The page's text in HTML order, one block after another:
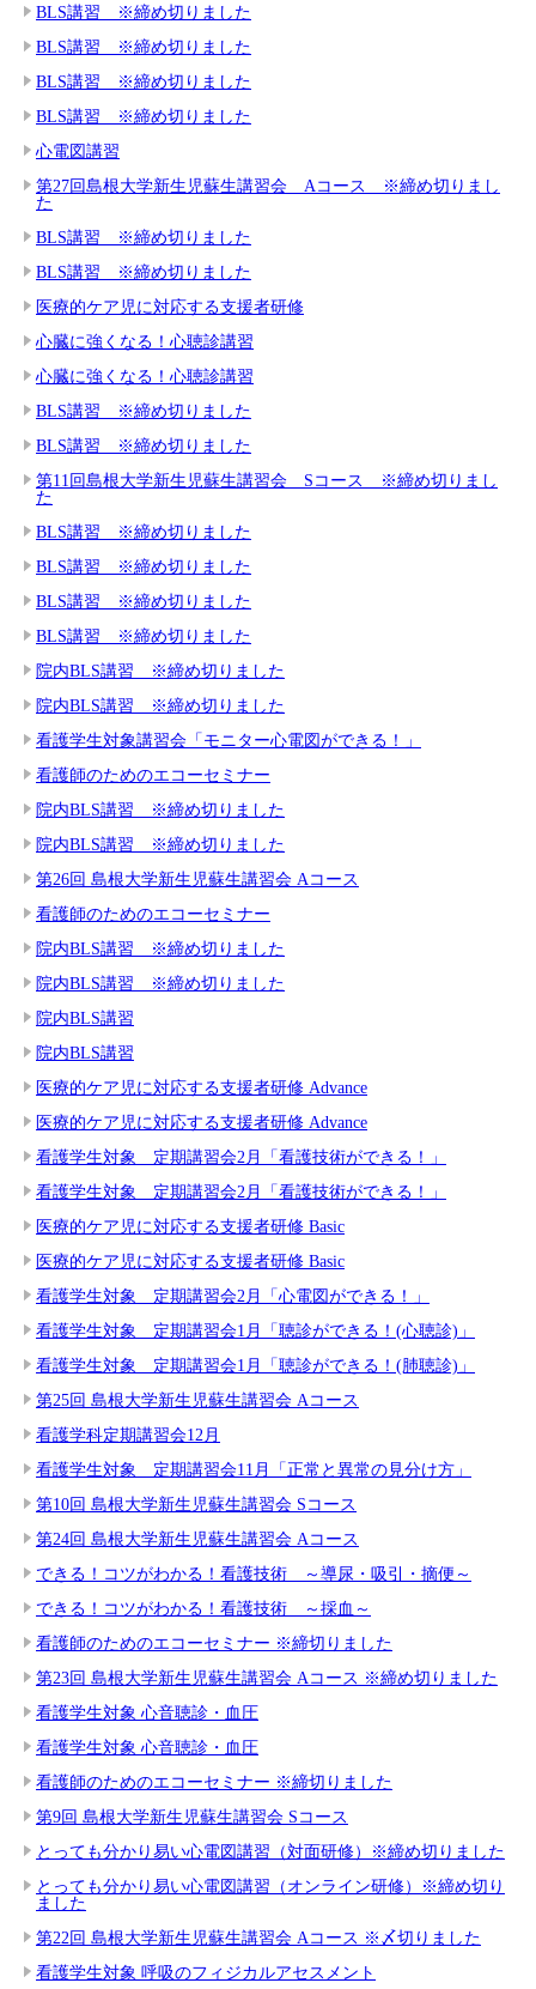
BLS講習 ※締め切りました
BLS講習 ※締め切りました
BLS講習 ※締め切りました
BLS講習 ※締め切りました
心電図講習
第27回島根大学新生児蘇生講習会 Aコース ※締め切りまし
た
BLS講習 ※締め切りました
BLS講習 ※締め切りました
医療的ケア児に対応する支援者研修
心臓に強くなる！心聴診講習
心臓に強くなる！心聴診講習
BLS講習 ※締め切りました
BLS講習 ※締め切りました
第11回島根大学新生児蘇生講習会 Sコース ※締め切りまし
た
BLS講習 ※締め切りました
BLS講習 ※締め切りました
BLS講習 ※締め切りました
BLS講習 ※締め切りました
院内BLS講習 ※締め切りました
院内BLS講習 ※締め切りました
看護学生対象講習会「モニター心電図ができる！」
看護師のためのエコーセミナー
院内BLS講習 ※締め切りました
院内BLS講習 ※締め切りました
第26回 島根大学新生児蘇生講習会 Aコース
看護師のためのエコーセミナー
院内BLS講習 ※締め切りました
院内BLS講習 ※締め切りました
院内BLS講習
院内BLS講習
医療的ケア児に対応する支援者研修 Advance
医療的ケア児に対応する支援者研修 Advance
看護学生対象 定期講習会2月「看護技術ができる！」
看護学生対象 定期講習会2月「看護技術ができる！」
医療的ケア児に対応する支援者研修 Basic
医療的ケア児に対応する支援者研修 Basic
看護学生対象 定期講習会2月「心電図ができる！」
看護学生対象 定期講習会1月「聴診ができる！(心聴診)」
看護学生対象 定期講習会1月「聴診ができる！(肺聴診)」
第25回 島根大学新生児蘇生講習会 Aコース
看護学科定期講習会12月
看護学生対象 定期講習会11月「正常と異常の見分け方」
第10回 島根大学新生児蘇生講習会 Sコース
第24回 島根大学新生児蘇生講習会 Aコース
できる！コツがわかる！看護技術 ～導尿・吸引・摘便～
できる！コツがわかる！看護技術 ～採血～
看護師のためのエコーセミナー ※締切りました
第23回 島根大学新生児蘇生講習会 Aコース ※締め切りました
看護学生対象 心音聴診・血圧
看護学生対象 心音聴診・血圧
看護師のためのエコーセミナー ※締切りました
第9回 島根大学新生児蘇生講習会 Sコース
とっても分かり易い心電図講習（対面研修）※締め切りました
とっても分かり易い心電図講習（オンライン研修）※締め切り
ました
第22回 島根大学新生児蘇生講習会 Aコース ※〆切りました
看護学生対象 呼吸のフィジカルアセスメント